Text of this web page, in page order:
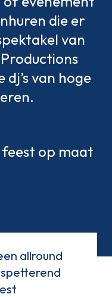
die er
van
dj’s van hoge
op maat
allround